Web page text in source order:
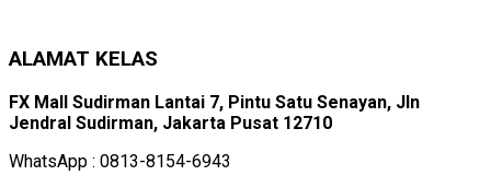
ALAMAT KELAS
FX Mall Sudirman Lantai 7, Pintu Satu Senayan, Jln
Jendral Sudirman, Jakarta Pusat 12710
WhatsApp : 0813-8154-6943